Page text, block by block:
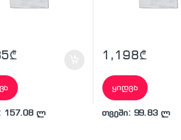
₾
157.08 ლ
1,198₾
ყიდვა
თვეში: 99.83 ლ